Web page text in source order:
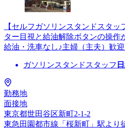
【セルフガソリンスタンドスタ
ター目視と給油解除ボタンの操
給油・洗車なし♪主婦（主夫）歓
ガソリンスタンドスタッフ
勤務地
面接地
東京都世田谷区新町2-1-2
東急田園都市線「桜新町」駅より